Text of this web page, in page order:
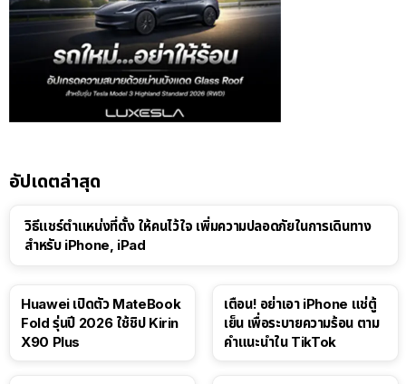
อัปเดตล่าสุด
วิธีแชร์ตำแหน่งที่ตั้ง ให้คนไว้ใจ เพิ่มความปลอดภัยในการเดินทาง
สำหรับ iPhone, iPad
Huawei เปิดตัว MateBook
Fold รุ่นปี 2026 ใช้ชิป Kirin
X90 Plus
เตือน! อย่าเอา iPhone แช่ตู้
เย็น เพื่อระบายความร้อน ตาม
คำแนะนำใน TikTok